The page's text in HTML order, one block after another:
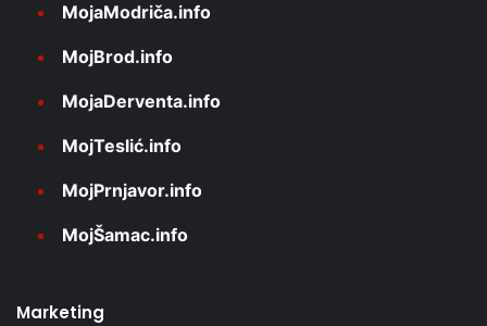
MojaModriča.info
MojBrod.info
MojaDerventa.info
MojTeslić.info
MojPrnjavor.info
MojŠamac.info
Marketing